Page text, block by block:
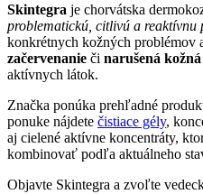
Skintegra je chorvátska
problematickú, citlivú a reaktívnu
konkrétnych kožných problémov
začervenanie či narušená
aktívnych látok.
Značka ponúka prehľadné
ponuke nájdete čistiace gély,
aj cielené aktívne koncentráty,
kombinovať podľa aktuálneho
Objavte Skintegra a zvoľte